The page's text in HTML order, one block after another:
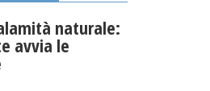
naturale:
avvia le